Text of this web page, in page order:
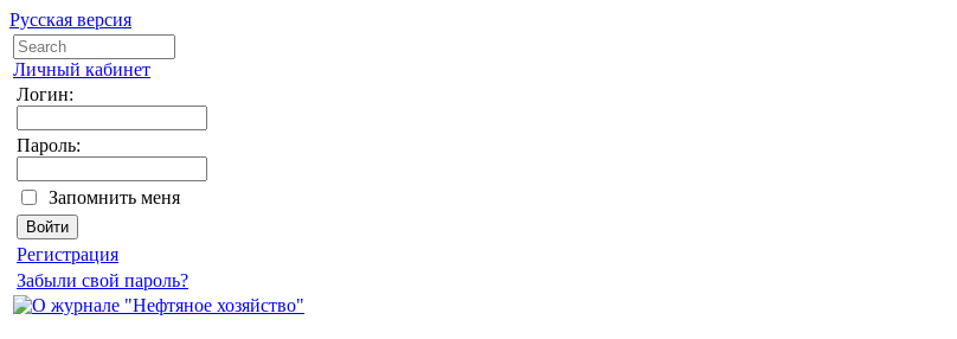
Русская версия
Личный кабинет
Логин:
Пароль:
Запомнить меня
Регистрация
Забыли свой пароль?